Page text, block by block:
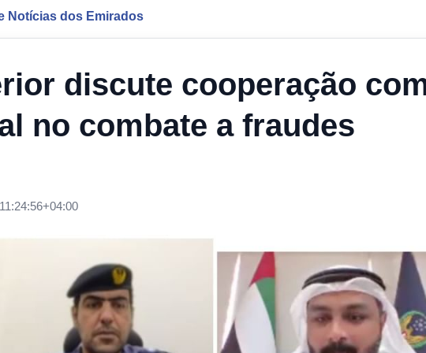
Notícias dos Emirados
discute cooperação
no combate a fraudes